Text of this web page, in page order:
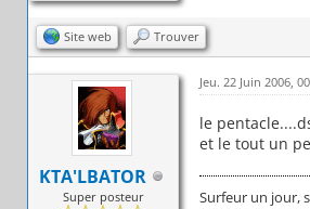
Site web Trouver
KTA'LBATOR
Super posteur
Jeu. 22 Juin 2006,
le
et le tout un
Surfeur un jour,